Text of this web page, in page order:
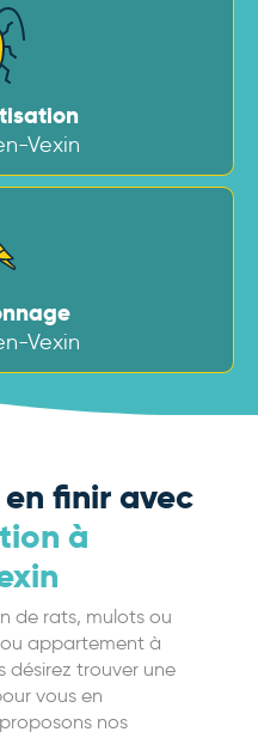
Vexin
Vexin
finir avec
à
de rats, mulots ou
appartement à
désirez trouver une
vous en
nos